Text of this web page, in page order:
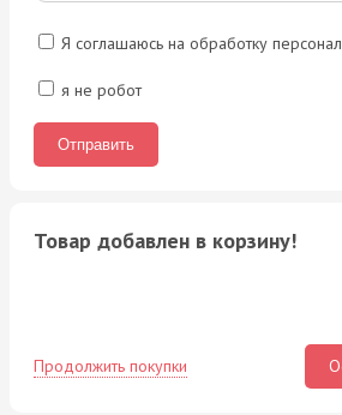
Я соглашаюсь на обработку
я не робот
Товар добавлен в корзину!
Продолжить покупки